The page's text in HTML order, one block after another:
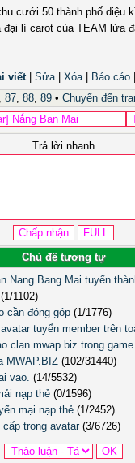
cưới 50 thành phố diệu
lí carot của TEAM lừa
viết| Sửa| Xóa| Báo cáo
, 87, 88, 89 • Chuyển đến
Trả lời nhanh
Chủ đề tương tự
Nang Bang Mai tuyển
(1/1102)
cần đóng góp (1/1776)
tuyển member trên
clan mwap.biz trong
MWAP.BIZ (102/31440)
vao. (14/5532)
nạp thẻ (0/1596)
mại nạp thẻ (1/2452)
cấp trong avatar(3/6726)